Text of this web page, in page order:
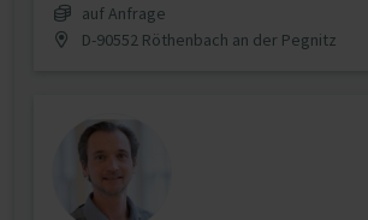
auf Anfrage
D-90552 Röthenbach an der Pegnitz